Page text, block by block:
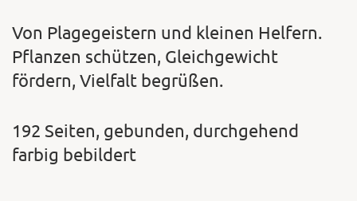
Von Plagegeistern und kleinen Helfern.
Pflanzen schützen, Gleichgewicht
fördern, Vielfalt begrüßen.
192 Seiten, gebunden, durchgehend
farbig bebildert